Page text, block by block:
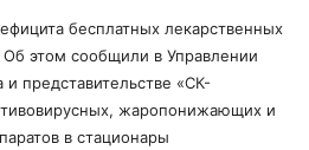
бесплатных лекарственных
этом сообщили в Управлении
и представительстве «СК-
жаропонижающих и
в стационары